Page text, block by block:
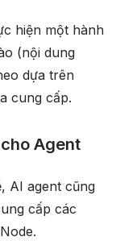
hiện một hành
(nội dung
dựa trên
cung cấp.
Agent
AI agent cũng
cấp các